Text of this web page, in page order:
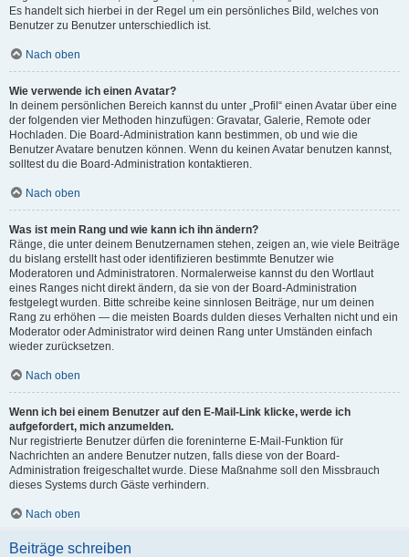
Es handelt sich hierbei in der Regel um ein persönliches Bild, welches von
Benutzer zu Benutzer unterschiedlich ist.
Nach oben
Wie verwende ich einen Avatar?
In deinem persönlichen Bereich kannst du unter „Profil“ einen Avatar über eine
der folgenden vier Methoden hinzufügen: Gravatar, Galerie, Remote oder
Hochladen. Die Board-Administration kann bestimmen, ob und wie die
Benutzer Avatare benutzen können. Wenn du keinen Avatar benutzen kannst,
solltest du die Board-Administration kontaktieren.
Nach oben
Was ist mein Rang und wie kann ich ihn ändern?
Ränge, die unter deinem Benutzernamen stehen, zeigen an, wie viele Beiträge
du bislang erstellt hast oder identifizieren bestimmte Benutzer wie
Moderatoren und Administratoren. Normalerweise kannst du den Wortlaut
eines Ranges nicht direkt ändern, da sie von der Board-Administration
festgelegt wurden. Bitte schreibe keine sinnlosen Beiträge, nur um deinen
Rang zu erhöhen — die meisten Boards dulden dieses Verhalten nicht und ein
Moderator oder Administrator wird deinen Rang unter Umständen einfach
wieder zurücksetzen.
Nach oben
Wenn ich bei einem Benutzer auf den E-Mail-Link klicke, werde ich
aufgefordert, mich anzumelden.
Nur registrierte Benutzer dürfen die foreninterne E-Mail-Funktion für
Nachrichten an andere Benutzer nutzen, falls diese von der Board-
Administration freigeschaltet wurde. Diese Maßnahme soll den Missbrauch
dieses Systems durch Gäste verhindern.
Nach oben
Beiträge schreiben